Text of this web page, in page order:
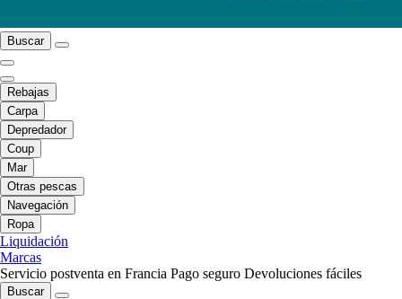
Buscar
Rebajas
Carpa
Depredador
Coup
Mar
Otras pescas
Navegación
Ropa
Liquidación
Marcas
Servicio postventa en Francia Pago seguro Devoluciones fáciles
Buscar